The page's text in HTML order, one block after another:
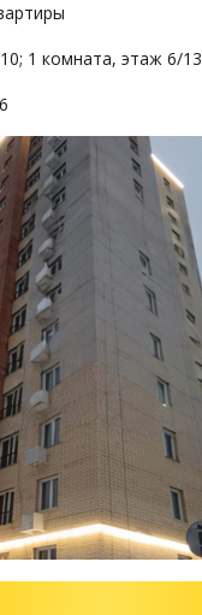
1 комната, этаж 6/13